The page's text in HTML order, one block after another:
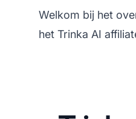
Welkom bij het
het Trinka AI